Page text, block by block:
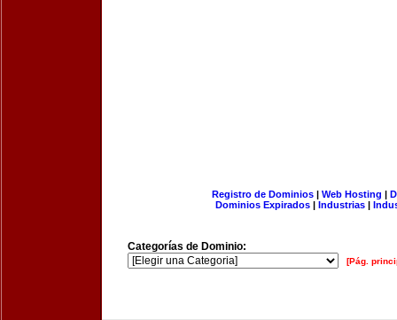
Registro de Dominios| Web Hosting |
Dominios Expirados | Industrias |
Categorías de Dominio:
[Pág.